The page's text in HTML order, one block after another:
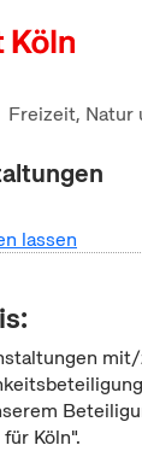
Freizeit, Natur
lassen
Köln".